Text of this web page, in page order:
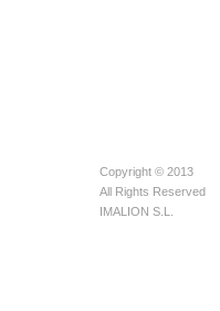
Copyright © 2013
All Rights Reserved
IMALION S.L.